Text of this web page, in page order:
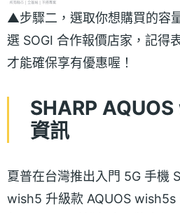
▲步驟二，選取你想購買的容
選 SOGI 合作報價店家，記得
才能確保享有優惠喔！
SHARP
資訊
夏普在台灣推出入門 5G 手機
wish5 升級款 AQUOS